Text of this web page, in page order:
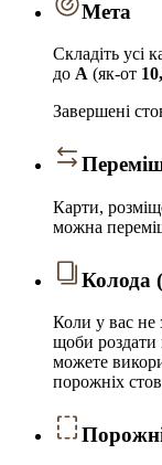
Мета
Складіть усі
до А (як-от
Завершені
Карти,
можна
Колода
Коли у вас не
щоби роздати
можете
порожніх